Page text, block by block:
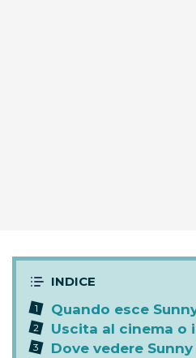
Quando esce
Uscita al cinema o
Dove vedere